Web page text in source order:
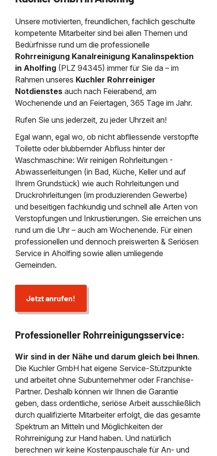
Kanalinspektion
Grubenentleerung
24h Notdienst
Kosten Preise
Rohrreinigungsdienst
Dükerreinigung
Regenrückhaltebecken
Grubenentleerung und
Sickerschacht Reinigung
Abfallzwischenlager
Austausch von
Schießstandsanierung -
Mobile Schlamm-
Entsorgung
Saugbagger / Luftförderanlage
Saugbagger und Pumpen
Fermenter-Entleerung
Regenrückhaltebecken
Entschlammung
Trockensaugen von
etc.
Weitere Services mit
Heizung / Sanitär
Tiefbau
Unternehmen
Stellenangebote
Kontakt
Unsere motivierten, freundlichen, fachlich geschulte
kompetente Mitarbeiter sind bei allen Themen und
Bedürfnisse rund um die professionelle
Rohrreinigung Kanalreinigung Kanalinspektion
in Aholfing (PLZ 94345) immer für Sie da – im
Rahmen unseres Kuchler Rohrreiniger
Notdienstes auch nach Feierabend, am
Wochenende und an Feiertagen, 365 Tage im Jahr.
Rufen Sie uns jederzeit, zu jeder Uhrzeit an!
Egal wann, egal wo, ob nicht abfliessende verstopfte
Toilette oder blubbernder Abfluss hinter der
Waschmaschine: Wir reinigen Rohrleitungen -
Abwasserleitungen (in Bad, Küche, Keller und auf
Ihrem Grundstück) wie auch Rohrleitungen und
Druckrohrleitungen (im produzierenden Gewerbe)
und beseitigen fachkundig und schnell alle Arten von
Verstopfungen und Inkrustierungen. Sie erreichen uns
rund um die Uhr – auch am Wochenende. Für einen
professionellen und dennoch preiswerten & Seriösen
Service in Aholfing sowie allen umliegende
Gemeinden.
Jetzt anrufen!
Professioneller Rohrreinigungsservice:
Wir sind in der Nähe und darum gleich bei Ihnen.
Die Kuchler GmbH hat eigene Service-Stützpunkte
und arbeitet ohne Subunternehmer oder Franchise-
Partner. Deshalb können wir Ihnen die Garantie
geben, dass ordentliche, seriöse Arbeit ausschließlich
durch qualifizierte Mitarbeiter erfolgt, die das gesamte
Spektrum an Mitteln und Möglichkeiten der
Rohrreinigung zur Hand haben. Und natürlich
berechnen wir keine Kostenpauschale für An- und